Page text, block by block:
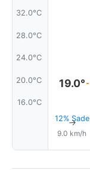
32.0°C
28.0°C
24.0°C
20.0°C
16.0°C
19.0°
12% Sade
↑
9.0 km/h